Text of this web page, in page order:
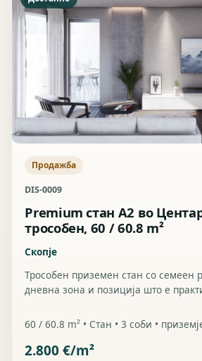
Продажба
DIS-0009
Premium стан A2 во
трособен, 60 / 60.8 m²
Скопје
Трособен приземен стан со семеен
дневна зона и позиција што е
60 / 60.8 m² • Стан • 3 соби •
2.800 €/m²